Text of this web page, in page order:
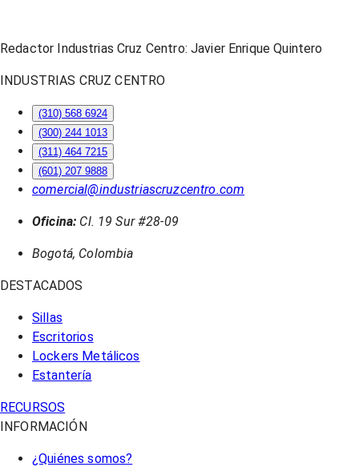
Redactor Industrias Cruz Centro: Javier Enrique Quintero
INDUSTRIAS CRUZ CENTRO
(310) 568 6924
(300) 244 1013
(311) 464 7215
(601) 207 9888
comercial@industriascruzcentro.com
Oficina: Cl. 19 Sur #28-09
Bogotá, Colombia
DESTACADOS
Sillas
Escritorios
Lockers Metálicos
Estantería
RECURSOS
INFORMACIÓN
¿Quiénes somos?